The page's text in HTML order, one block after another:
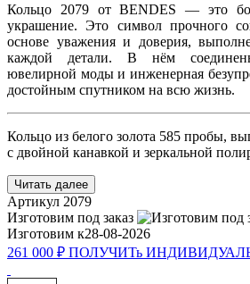
Кольцо 2079 от BENDES — это
украшение. Это символ прочного
основе уважения и доверия,
каждой детали. В нём
ювелирной моды и инженерная
достойным спутником на всю жизнь.
Кольцо из белого золота 585 пробы,
с двойной канавкой и зеркальной
Читать далее
Артикул 2079
Изготовим под заказ
Изготовим к28-08-2026
261 000 ₽ ПОЛУЧИТь